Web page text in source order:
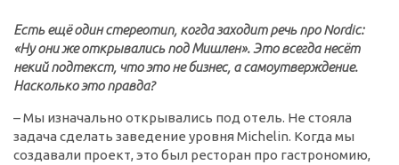
Есть ещё один стереотип, когда заходит речь про Nordic:
«Ну они же открывались под Мишлен». Это всегда несёт
некий подтекст, что это не бизнес, а самоутверждение.
Насколько это правда?
– Мы изначально открывались под отель. Не стояла
задача сделать заведение уровня Michelin. Когда мы
создавали проект, это был ресторан про гастрономию,